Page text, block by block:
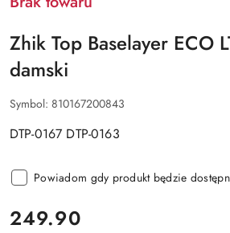
Zhik Top Baselayer ECO
damski
Symbol: 810167200843
DTP-0167 DTP-0163
Powiadom gdy produkt będzie
cena:
249.90